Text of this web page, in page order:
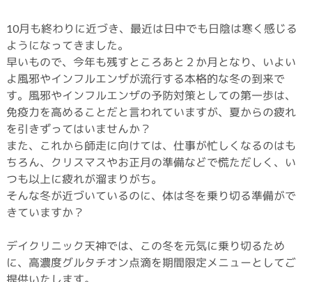
10月も終わりに近づき、最近は日中でも日陰は寒く感じる
ようになってきました。
早いもので、今年も残すところあと２か月となり、いよい
よ風邪やインフルエンザが流行する本格的な冬の到来で
す。風邪やインフルエンザの予防対策としての第一歩は、
免疫力を高めることだと言われていますが、夏からの疲れ
を引きずってはいませんか？
また、これから師走に向けては、仕事が忙しくなるのはも
ちろん、クリスマスやお正月の準備などで慌ただしく、い
つも以上に疲れが溜まりがち。
そんな冬が近づいているのに、体は冬を乗り切る準備がで
きていますか？
デイクリニック天神では、この冬を元気に乗り切るため
に、高濃度グルタチオン点滴を期間限定メニューとしてご
提供いたします。